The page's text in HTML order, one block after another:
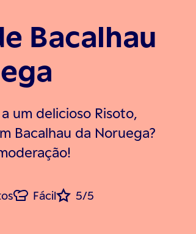
Bacalhau
um delicioso Risoto,
Bacalhau da Noruega?
Fácil 5/5